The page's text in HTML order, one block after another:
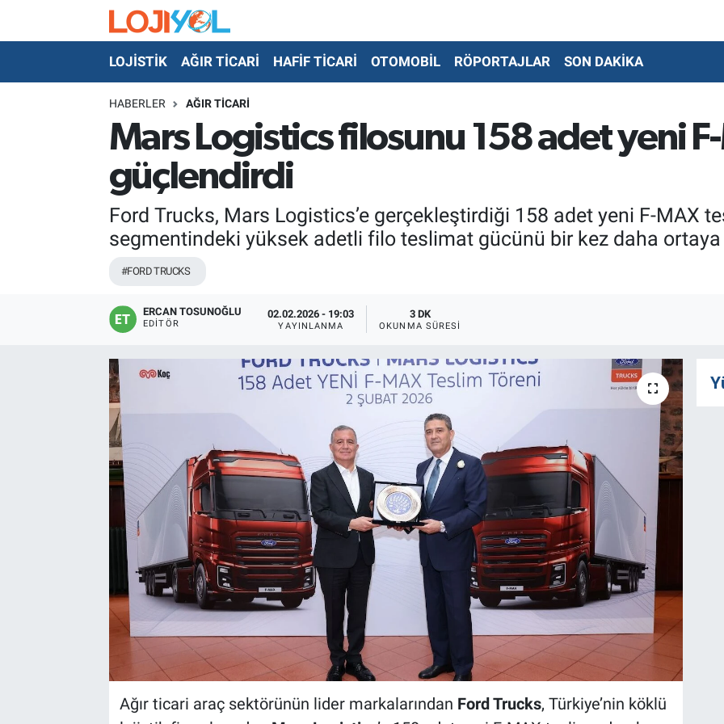
LOJİSTİK AĞIR TİCARİ HAFİF TİCARİ OTOMOBİL RÖPORTAJLAR SON DAKİKA
HABERLER AĞIR TİCARİ
Mars Logistics filosunu 158 adet yeni
güçlendirdi
Ford Trucks, Mars Logistics’e gerçekleştirdiği 158 adet yeni F-MAX
segmentindeki yüksek adetli filo teslimat gücünü bir kez daha
#FORD TRUCKS
ERCAN TOSUNOĞLU
EDITÖR
02.02.2026 - 19:03
YAYINLANMA
3 DK
OKUNMA SÜRESI
Ağır ticari araç sektörünün lider markalarından Ford Trucks, Türkiye’nin köklü
OTO-TEST